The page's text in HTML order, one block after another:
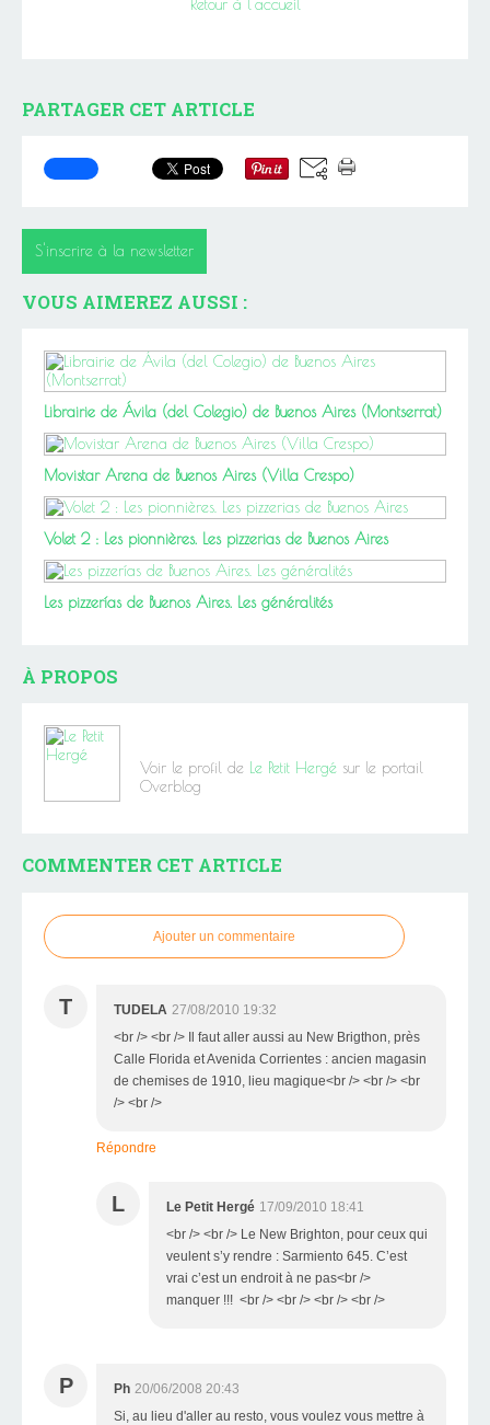
Retour à l'accueil
PARTAGER CET ARTICLE
S'inscrire à la newsletter
VOUS AIMEREZ AUSSI :
Librairie de Ávila (del Colegio) de Buenos Aires (Montserrat)
Movistar Arena de Buenos Aires (Villa Crespo)
Volet 2 : Les pionnières. Les pizzerias de Buenos Aires
Les pizzerías de Buenos Aires. Les généralités
À PROPOS
Voir le profil de Le Petit Hergé sur le portail
Overblog
COMMENTER CET ARTICLE
Ajouter un commentaire
T TUDELA 27/08/2010 19:32
<br /> <br /> Il faut aller aussi au New Brigthon, près
Calle Florida et Avenida Corrientes : ancien magasin
de chemises de 1910, lieu magique<br /> <br /> <br
/> <br />
Répondre
L Le Petit Hergé 17/09/2010 18:41
<br /> <br /> Le New Brighton, pour ceux qui
veulent s’y rendre : Sarmiento 645. C’est
vrai c’est un endroit à ne pas<br />
manquer !!! <br /> <br /> <br /> <br />
P Ph 20/06/2008 20:43
Si, au lieu d'aller au resto, vous voulez vous mettre à